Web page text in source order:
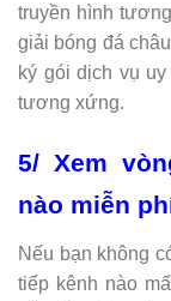
truyền hình
giải bóng đá
ký gói dịch vụ
tương xứng.
5/ Xem
nào miễn
Nếu bạn không
tiếp kênh nào